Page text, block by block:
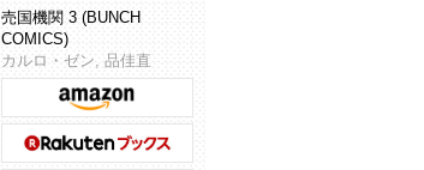
売国機関 3 (BUNCH
COMICS)
カルロ・ゼン, 品佳直